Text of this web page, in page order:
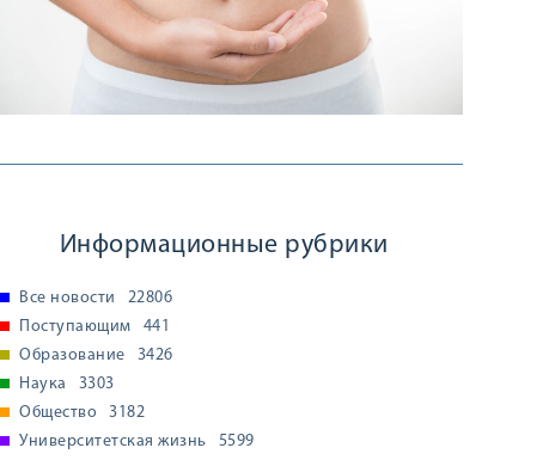
Информационные рубрики
Все новости
22806
Поступающим
441
Образование
3426
Наука
3303
Общество
3182
Университетская жизнь
5599